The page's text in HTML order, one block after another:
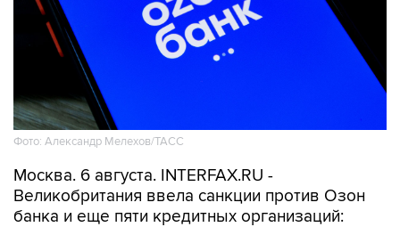
Фото: Александр Мелехов/ТАСС
Москва. 6 августа. INTERFAX.RU -
Великобритания ввела санкции против Озон
банка и еще пяти кредитных организаций: